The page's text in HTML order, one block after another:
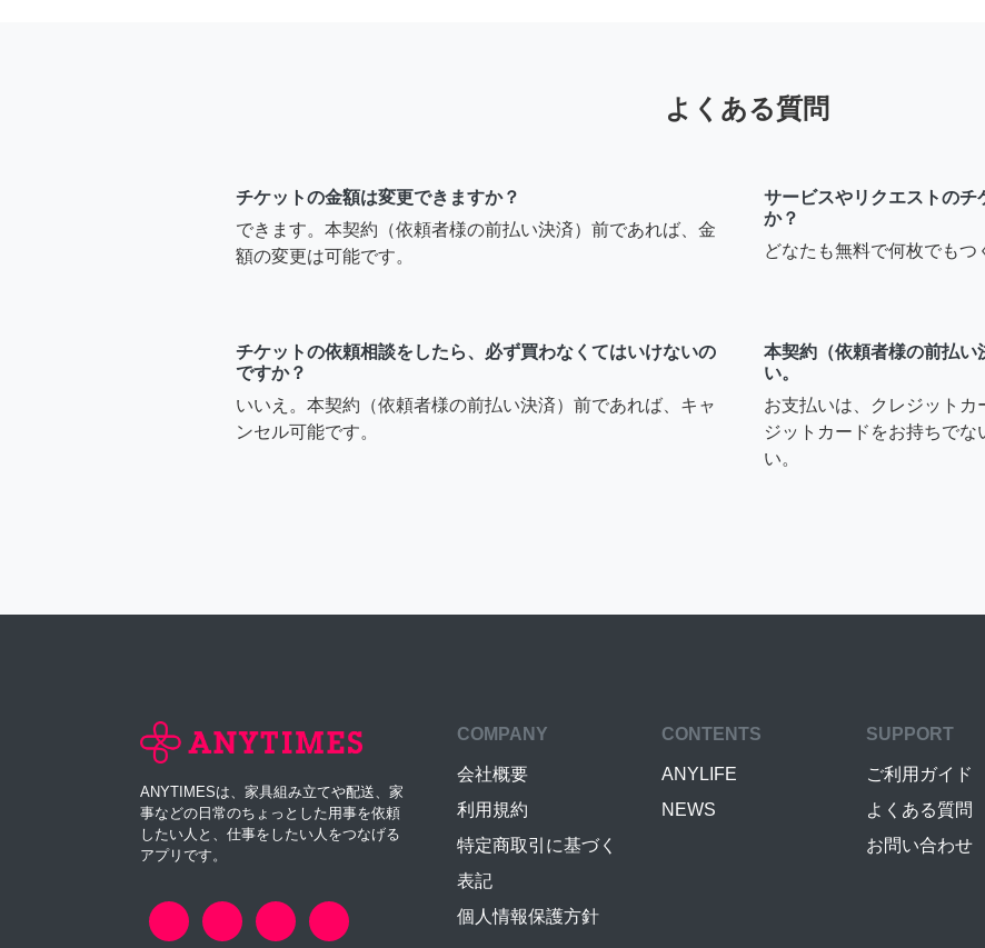
よくある質問
チケットの金額は変更できますか？
できます。本契約（依頼者様の前払い決済）前であれば、金
額の変更は可能です。
サービスやリクエストの
か？
どなたも無料で何枚でもつ
チケットの依頼相談をしたら、必ず買わなくてはいけないの
ですか？
いいえ。本契約（依頼者様の前払い決済）前であれば、キャ
ンセル可能です。
本契約（依頼者様の前払い
い。
お支払いは、クレジットカ
ジットカードをお持ちでな
い。
ANYTIMESは、家具組み立てや配送、家
事などの日常のちょっとした用事を依頼
したい人と、仕事をしたい人をつなげる
アプリです。
COMPANY
会社概要
利用規約
特定商取引に基づく
表記
個人情報保護方針
CONTENTS
ANYLIFE
NEWS
SUPPORT
ご利用ガイド
よくある質問
お問い合わせ